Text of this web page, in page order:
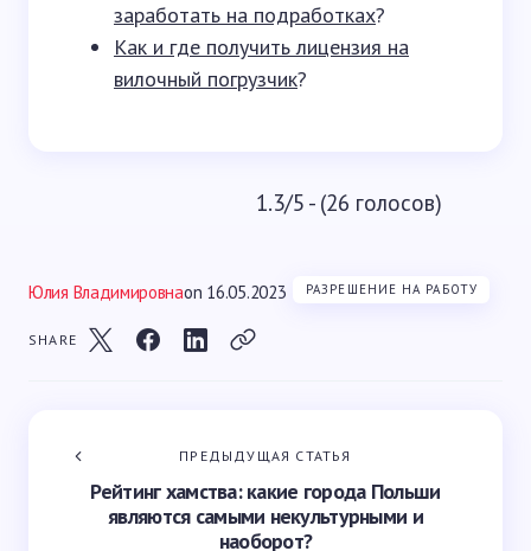
заработать на подработках?
Как и где получить лицензия на
вилочный погрузчик?
1.3/5 - (26 голосов)
Юлия Владимировнаon 16.05.2023 РАЗРЕШЕНИЕ НА РАБОТУ
SHARE
ПРЕДЫДУЩАЯ СТАТЬЯ
Рейтинг хамства: какие города Польши
являются самыми некультурными и
наоборот?